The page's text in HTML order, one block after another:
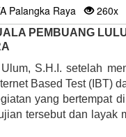
Palangka Raya 260x
PEMBUANG
S.H.I. setelah
Based Test (IBT)
yang bertempat
tersebut dan layak